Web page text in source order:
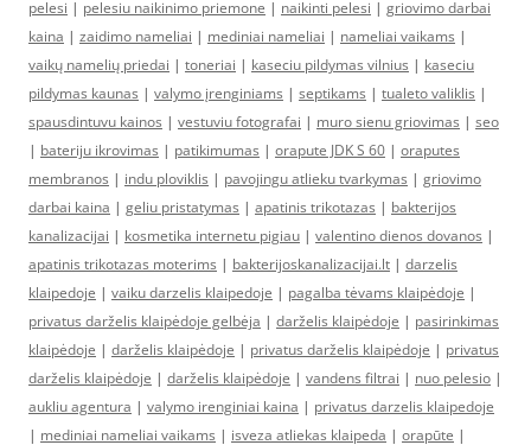
pelesi | pelesiu naikinimo priemone | naikinti pelesi | griovimo darbai
kaina | zaidimo nameliai | mediniai nameliai | nameliai vaikams |
vaikų namelių priedai | toneriai | kaseciu pildymas vilnius | kaseciu
pildymas kaunas | valymo įrenginiams | septikams | tualeto valiklis |
spausdintuvu kainos | vestuviu fotografai | muro sienu griovimas | seo
| bateriju ikrovimas | patikimumas | orapute JDK S 60 | oraputes
membranos | indu ploviklis | pavojingu atlieku tvarkymas | griovimo
darbai kaina | geliu pristatymas | apatinis trikotazas | bakterijos
kanalizacijai | kosmetika internetu pigiau | valentino dienos dovanos |
apatinis trikotazas moterims | bakterijoskanalizacijai.lt | darzelis
klaipedoje | vaiku darzelis klaipedoje | pagalba tėvams klaipėdoje |
privatus darželis klaipėdoje gelbėja | darželis klaipėdoje | pasirinkimas
klaipėdoje | darželis klaipėdoje | privatus darželis klaipėdoje | privatus
darželis klaipėdoje | darželis klaipėdoje | vandens filtrai | nuo pelesio |
aukliu agentura | valymo irenginiai kaina | privatus darzelis klaipedoje
| mediniai nameliai vaikams | isveza atliekas klaipeda | orapūte |